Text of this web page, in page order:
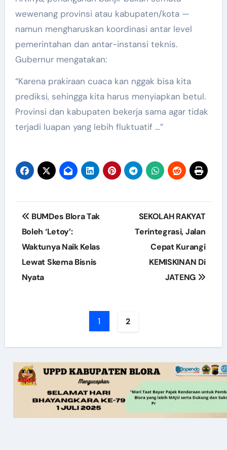
wewenang provinsi atau kabupaten/kota —
namun mengharuskan koordinasi antar level
pemerintahan dan antar-instansi teknis.
Gubernur mengatakan:
“Karena prakiraan cuaca kan nggak bisa kita
prediksi, sehingga kita harus menyiapkan betul.
Provinsi dan kabupaten bekerja sama agar tidak
terjadi luapan yang lebih fluktuatif …”
Post
navigation
BUMDes Blora Tak
Boleh ‘Letoy’:
Waktunya Naik Kelas
Lewat Skema Bisnis
Nyata
SEKOLAH RAKYAT
Terintegrasi, Jalan
Cepat Kurangi
KEMISKINAN Di
JATENG
1 2